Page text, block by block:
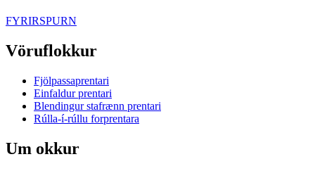
FYRIRSPURN
Vöruflokkur
Fjölpassaprentari
Einfaldur prentari
Blendingur stafrænn prentari
Rúlla-í-rúllu forprentara
Um okkur